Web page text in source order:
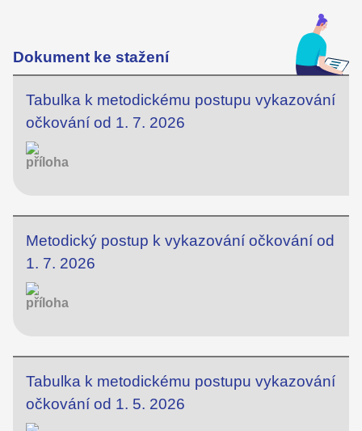
Dokument ke stažení
Tabulka k metodickému postupu vykazování
očkování od 1. 7. 2026
Metodický postup k vykazování očkování od
1. 7. 2026
Tabulka k metodickému postupu vykazování
očkování od 1. 5. 2026